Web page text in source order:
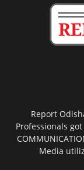
Report
Professionals
Media